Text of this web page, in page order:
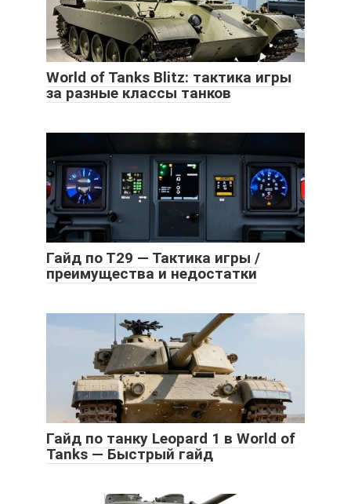
World of Tanks Blitz: тактика игры
за разные классы танков
Гайд по Т29 — Тактика игры /
преимущества и недостатки
Гайд по танку Leopard 1 в World of
Tanks — Быстрый гайд